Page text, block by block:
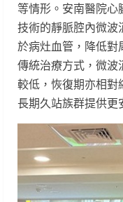
等情形。安南醫院心
技術的靜脈腔內微波
於病灶血管，降低對
傳統治療方式，微波
較低，恢復期亦相對
長期久站族群提供更